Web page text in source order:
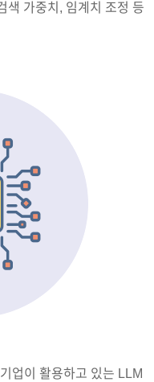
색 가중치, 임계치 조정 등
업이 활용하고 있는 LLM